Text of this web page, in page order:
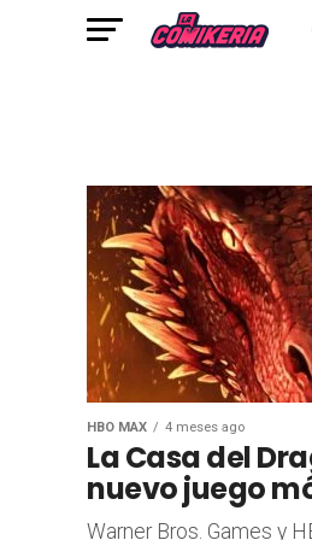
HBO MAX 4 meses ago
La Casa del
nuevo juego
Warner Bros. Games y